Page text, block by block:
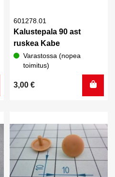
601278.01
Kalustepala 90 ast
ruskea Kabe
Varastossa (nopea
toimitus)
3,00 €